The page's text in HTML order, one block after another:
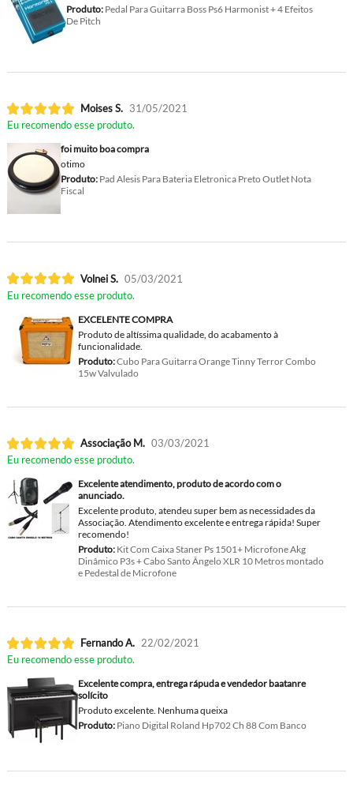
Produto:Pedal Para Guitarra Boss Ps6 Harmonist + 4 Efeitos
De Pitch
Moises S. 31/05/2021
Eu recomendo esse produto.
foi muito boa compra
otimo
Produto:Pad Alesis Para Bateria Eletronica Preto Outlet Nota
Fiscal
Volnei S. 05/03/2021
Eu recomendo esse produto.
EXCELENTE COMPRA
Produto de altíssima qualidade, do acabamento à
funcionalidade.
Produto:Cubo Para Guitarra Orange Tinny Terror Combo
15w Valvulado
Associação M. 03/03/2021
Eu recomendo esse produto.
Excelente atendimento, produto de acordo com o
anunciado.
Excelente produto, atendeu super bem as necessidades da
Associação. Atendimento excelente e entrega rápida! Super
recomendo!
Produto:Kit Com Caixa Staner Ps 1501+ Microfone Akg
Dinâmico P3s + Cabo Santo Ângelo XLR 10 Metros montado
e Pedestal de Microfone
Fernando A. 22/02/2021
Eu recomendo esse produto.
Excelente compra, entrega rápuda e vendedor baatanre
solícito
Produto excelente. Nenhuma queixa
Produto:Piano Digital Roland Hp702 Ch 88 Com Banco